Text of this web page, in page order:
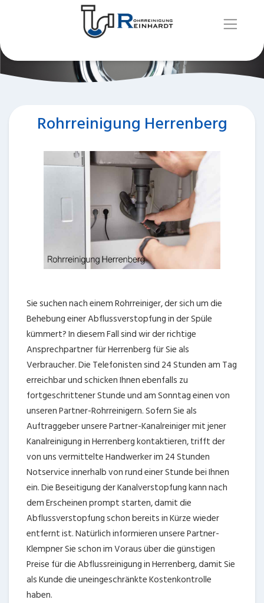
Rohrreinigung Herrenberg
Sie suchen nach einem Rohrreiniger, der sich um die
Behebung einer Abflussverstopfung in der Spüle
kümmert? In diesem Fall sind wir der richtige
Ansprechpartner für Herrenberg für Sie als
Verbraucher. Die Telefonisten sind 24 Stunden am Tag
erreichbar und schicken Ihnen ebenfalls zu
fortgeschrittener Stunde und am Sonntag einen von
unseren Partner-Rohrreinigern. Sofern Sie als
Auftraggeber unsere Partner-Kanalreiniger mit jener
Kanalreinigung in Herrenberg kontaktieren, trifft der
von uns vermittelte Handwerker im 24 Stunden
Notservice innerhalb von rund einer Stunde bei Ihnen
ein. Die Beseitigung der Kanalverstopfung kann nach
dem Erscheinen prompt starten, damit die
Abflussverstopfung schon bereits in Kürze wieder
entfernt ist. Natürlich informieren unsere Partner-
Klempner Sie schon im Voraus über die günstigen
Preise für die Abflussreinigung in Herrenberg, damit Sie
als Kunde die uneingeschränkte Kostenkontrolle
haben.